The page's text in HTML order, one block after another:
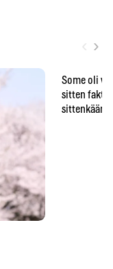
›
Some oli
sitten
sittenkään